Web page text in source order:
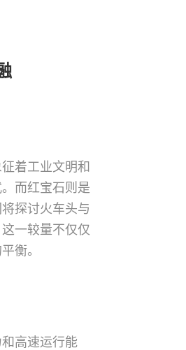
着工业文明和
而红宝石则是
探讨火车头与
一较量不仅仅
衡。
高速运行能